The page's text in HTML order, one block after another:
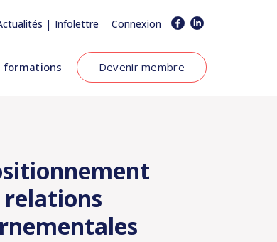
| Infolettre Connexion
formations Devenir membre
relations